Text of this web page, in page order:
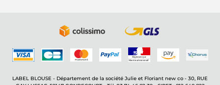
LABEL BLOUSE - Département de la société Julie et Floriant new co - 30, RUE